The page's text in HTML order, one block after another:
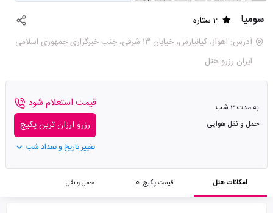
سومیا
3 ستاره
آدرس: اهواز، کیانپارس، خیابان ۱۳ شرقی، جنب خبرگزاری جمهوری اسلامی
ایران رزرو هتل
به مدت 3 شب
حمل و نقل هوایی
قیمت استعلام شود
رزرو ارزان ترین پکیج
تغییر تاریخ و تعداد شب
امکانات هتل قیمت پکیج ها حمل و نقل